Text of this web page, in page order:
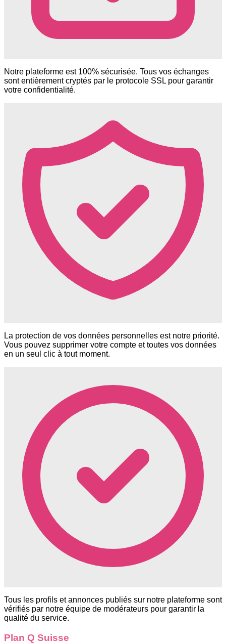
Notre plateforme est 100% sécurisée. Tous vos échanges
sont entièrement cryptés par le protocole SSL pour garantir
votre confidentialité.
La protection de vos données personnelles est notre priorité.
Vous pouvez supprimer votre compte et toutes vos données
en un seul clic à tout moment.
Tous les profils et annonces publiés sur notre plateforme sont
vérifiés par notre équipe de modérateurs pour garantir la
qualité du service.
Plan Q Suisse